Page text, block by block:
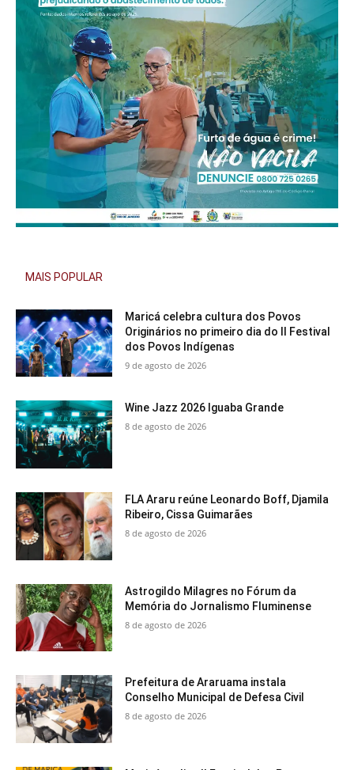
MAIS POPULAR
Maricá celebra cultura dos Povos
Originários no primeiro dia do II Festival
dos Povos Indígenas
9 de agosto de 2026
Wine Jazz 2026 Iguaba Grande
8 de agosto de 2026
FLA Araru reúne Leonardo Boff, Djamila
Ribeiro, Cissa Guimarães
8 de agosto de 2026
Astrogildo Milagres no Fórum da
Memória do Jornalismo Fluminense
8 de agosto de 2026
Prefeitura de Araruama instala
Conselho Municipal de Defesa Civil
8 de agosto de 2026